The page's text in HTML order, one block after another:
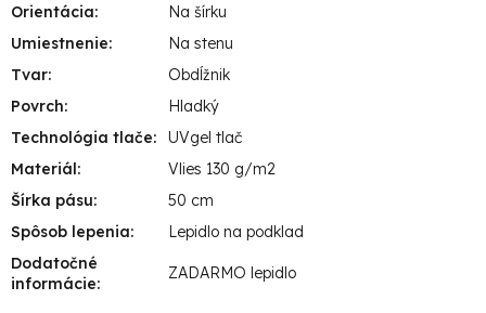
Orientácia:
Na šírku
Umiestnenie:
Na stenu
Tvar:
Obdĺžnik
Povrch:
Hladký
Technológia tlače:
UVgel tlač
Materiál:
Vlies 130 g/m2
Šírka pásu:
50 cm
Spôsob lepenia:
Lepidlo na podklad
Dodatočné
informácie:
ZADARMO lepidlo